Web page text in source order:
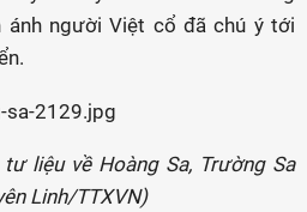
ánh người Việt cổ đã chú ý tới
liệu về Hoàng Sa, Trường Sa
Linh/TTXVN)